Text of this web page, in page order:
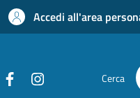
Accedi all'area
Cerca